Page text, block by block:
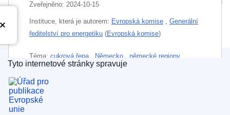
Zveřejněno: 2024-10-15
Instituce, která je autorem: Evropská komise , Generální
ředitelství pro energetiku (Evropská komise)
Téma: cukrová řepa Německo německé regiony
obiloviny , opatření na kontrolu znečištění
výroba
snižování plynných emisí
olejná
Úřad pro publikace Evropské unie
Tyto internetové stránky spravuje